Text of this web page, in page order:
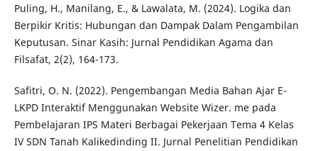
Puling, H., Manilang, E., & Lawalata, M. (2024). Logika dan
Berpikir Kritis: Hubungan dan Dampak Dalam Pengambilan
Keputusan. Sinar Kasih: Jurnal Pendidikan Agama dan
Filsafat, 2(2), 164-173.
Safitri, O. N. (2022). Pengembangan Media Bahan Ajar E-
LKPD Interaktif Menggunakan Website Wizer. me pada
Pembelajaran IPS Materi Berbagai Pekerjaan Tema 4 Kelas
IV SDN Tanah Kalikedinding II. Jurnal Penelitian Pendidikan